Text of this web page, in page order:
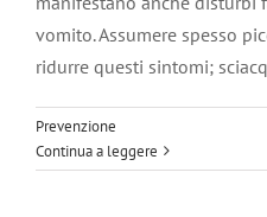
vomito. Assumere spesso
ridurre questi sintomi;
Prevenzione
Continua a leggere